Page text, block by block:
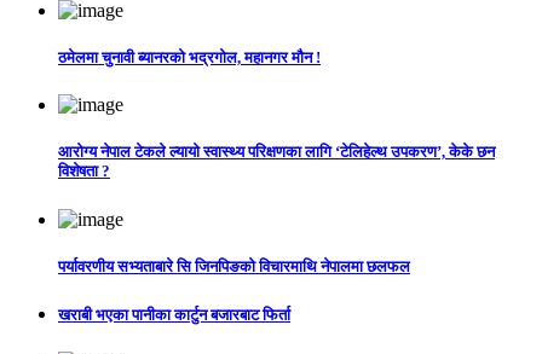
ठमेलमा चुनावी ब्यानरको भद्रगोल, महानगर मौन !
आरोग्य नेपाल टेकले ल्यायो स्वास्थ्य परिक्षणका लागि ‘टेलिहेल्थ उपकरण’, केके छन
विशेषता ?
पर्यावरणीय सभ्यताबारे सि जिनपिङको विचारमाथि नेपालमा छलफल
खराबी भएका पानीका कार्टुन बजारबाट फिर्ता